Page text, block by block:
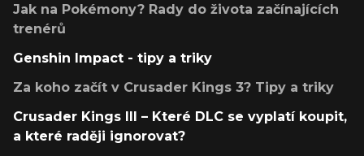
Jak na Pokémony? Rady do života začínajících
trenérů
Genshin Impact - tipy a triky
Za koho začít v Crusader Kings 3? Tipy a triky
Crusader Kings III – Které DLC se vyplatí koupit,
a které raději ignorovat?